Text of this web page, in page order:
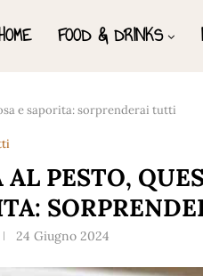
FOOD & DRINKS
e saporita: sorprenderai tutti
PESTO,
24 Giugno 2024